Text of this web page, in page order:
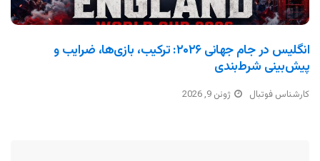
انگلیس در جام جهانی ۲۰۲۶: ترکیب، بازی‌ها، ضرایب و
پیش‌بینی شرط‌بندی
کارشناس فوتبال ژوئن 9, 2026